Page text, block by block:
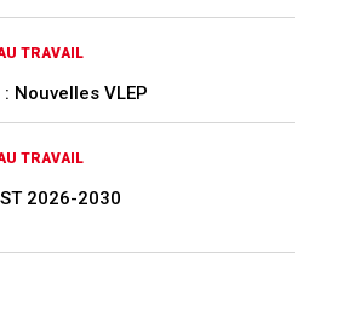
TRAVAIL
Nouvelles VLEP
TRAVAIL
2026-2030